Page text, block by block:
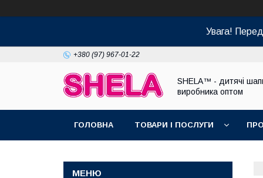
Увага!
+380 (97) 967-01-22
SHELA™ - дитячі
виробника оптом
ГОЛОВНА ТОВАРИ І ПОСЛУГИ